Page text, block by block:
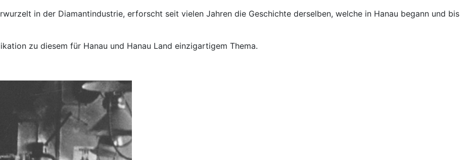
in der Diamantindustrie, erforscht seit vielen Jahren die Geschichte derselben, welche in Hanau begann und bis
zu diesem für Hanau und Hanau Land einzigartigem Thema.